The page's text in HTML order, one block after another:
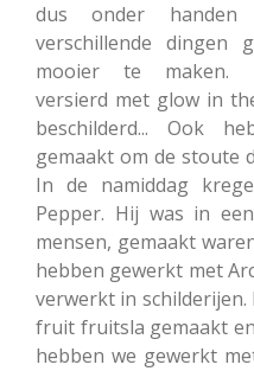
dus onder handen
verschillende
mooier te maken.
versierd met glow in
beschilderd... Ook
gemaakt om de stoute
In de namiddag
Pepper. Hij was in
mensen, gemaakt
hebben gewerkt met
verwerkt in
fruit fruitsla gemaakt
hebben we gewerkt